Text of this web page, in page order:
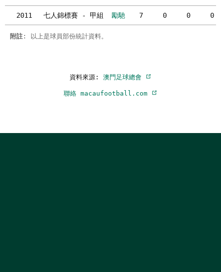
2011 七人錦標賽 - 甲組 勵馳 7 0 0 0
附註 : 以上是球員部份統計資料。
資料來源: 澳門足球總會
聯絡 macaufootball.com